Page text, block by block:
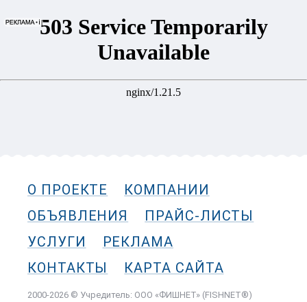
О ПРОЕКТЕ
КОМПАНИИ
ОБЪЯВЛЕНИЯ
ПРАЙС-ЛИСТЫ
УСЛУГИ
РЕКЛАМА
КОНТАКТЫ
КАРТА САЙТА
2000-2026 © Учредитель: ООО «ФИШНЕТ» (FISHNET®)